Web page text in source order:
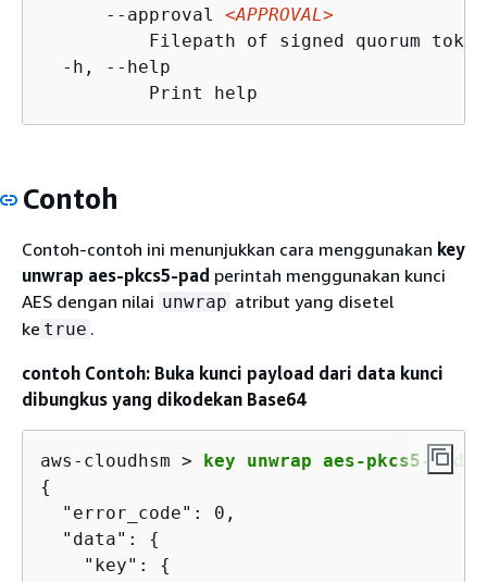
      --approval
<APPROVAL>
Filepath of signed quorum
  -h, --help
          Print help
Contoh
Contoh-contoh ini menunjukkan cara menggunakan key
unwrap aes-pkcs5-pad perintah menggunakan kunci
AES dengan nilai unwrap atribut yang disetel
ke true .
contoh Contoh: Buka kunci payload dari data kunci
dibungkus yang dikodekan Base64
aws-cloudhsm > key unwrap aes-pkcs5-pad
{
  "error_code": 0,
  "data":
{
    "key":
{